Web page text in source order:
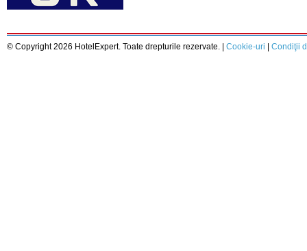
© Copyright 2026 HotelExpert. Toate drepturile rezervate. | Cookie-uri Condiţii